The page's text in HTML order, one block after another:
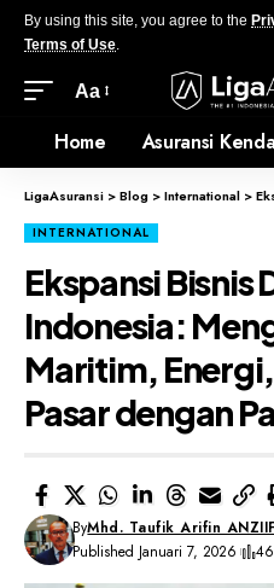
By using this site, you agree to the
Terms of Use.
Aa
Home Asuransi
LigaAsuransi >Blog >International >
INTERNATIONAL
Ekspansi Bisnis
Indonesia:
Maritim, Energi,
Pasar dengan
ByMhd. Taufik Arifin
Published Januari 7, 2026